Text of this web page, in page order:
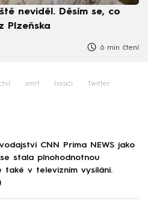
neviděl. Děsím se, co
Plzeňska
6 min čtení
smrt hasiči Twitter
CNN Prima NEWS jako
stala plnohodnotnou
také v televizním vysílání.